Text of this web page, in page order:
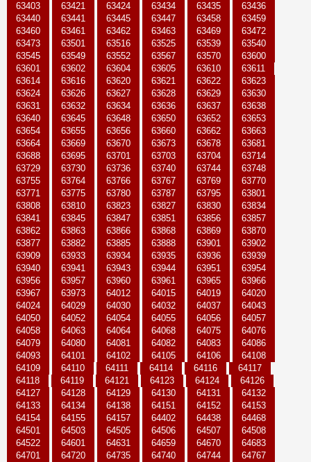
63403
63421 63424 63434 63435
63436
63440
63441 63445 63447 63458
63459
63460
63461 63462 63463 63469
63472
63473
63501 63516 63525 63539
63540
63545
63549 63552 63567 63570
63600
63601
63602 63604 63605 63610
63611
63614
63616 63620 63621 63622
63623
63624
63626 63627 63628 63629
63630
63631
63632 63634 63636 63637
63638
63640
63645 63648 63650 63652
63653
63654
63655 63656 63660 63662
63663
63664
63669 63670 63673 63678
63681
63688
63695 63701 63703 63704
63714
63729
63730 63736 63740 63744
63748
63755
63764 63766 63767 63769
63770
63771
63775 63780 63787 63795
63801
63808
63810 63823 63827 63830
63834
63841
63845 63847 63851 63856
63857
63862
63863 63866 63868 63869
63870
63877
63882 63885 63888 63901
63902
63909
63933 63934 63935 63936
63939
63940
63941 63943 63944 63951
63954
63956
63957 63960 63961 63965
63966
63967
63973 64012 64015 64019
64020
64024
64029 64030 64032 64037
64043
64050
64052 64054 64055 64056
64057
64058
64063 64064 64068 64075
64076
64079
64080 64081 64082 64083
64086
64093
64101 64102 64105 64106
64108
64109
64110 64111 64114 64116
64117
64118
64119 64121 64123 64124
64126
64127
64128 64129 64130 64131
64132
64133
64134 64138 64151 64152
64153
64154
64155 64157 64402 64438
64468
64501
64503 64505 64506 64507
64508
64522
64601 64631 64659 64670
64683
64701
64720 64735 64740 64744
64767